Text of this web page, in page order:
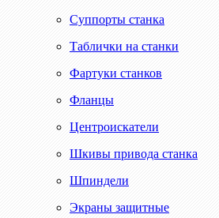
Суппорты станка
Таблички на станки
Фартуки станков
Фланцы
Центроискатели
Шкивы привода станка
Шпиндели
Экраны защитные